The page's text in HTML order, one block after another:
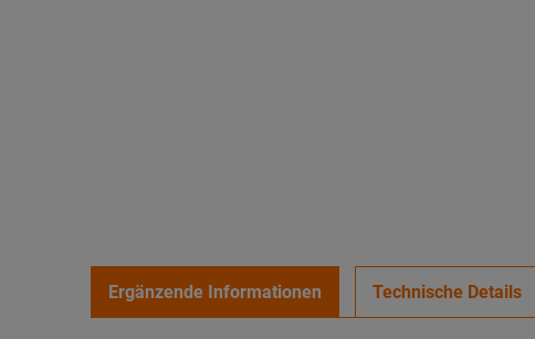
Ergänzende Informationen Technische Details